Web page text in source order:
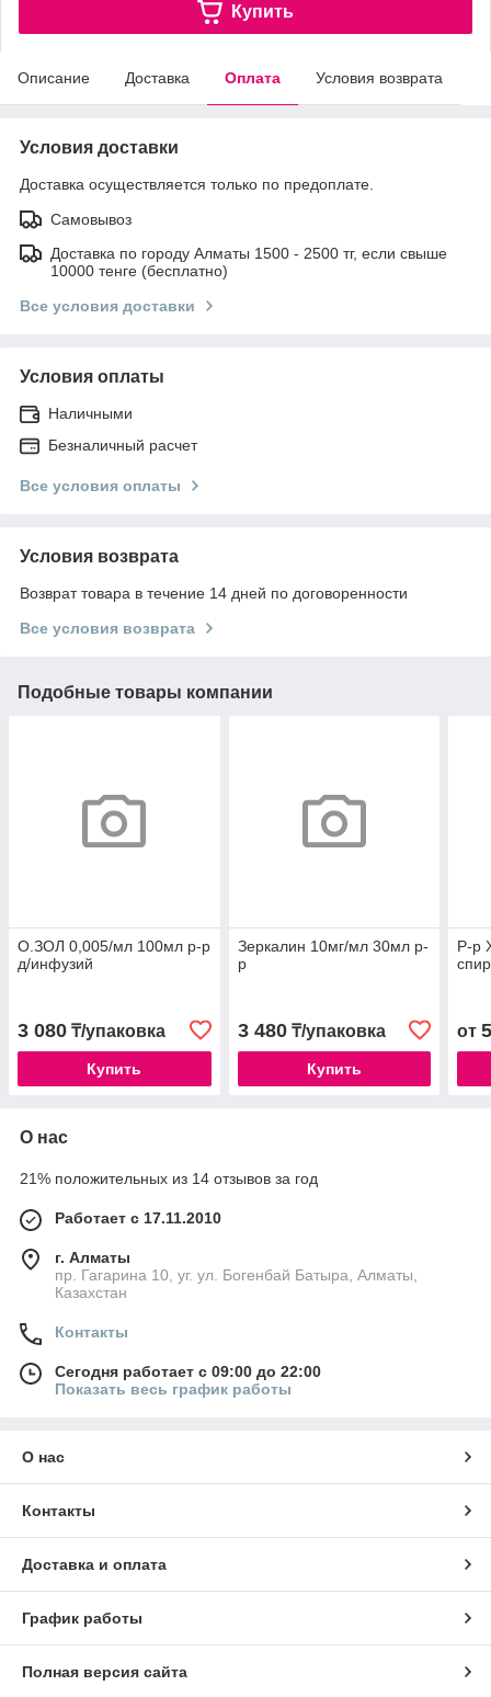
Купить
Описание Доставка Оплата Условия возврата
Условия доставки
Доставка осуществляется только по предоплате.
Самовывоз
Доставка по городу Алматы 1500 - 2500 тг, если свыше
10000 тенге (бесплатно)
Все условия доставки
Условия оплаты
Наличными
Безналичный расчет
Все условия оплаты
Условия возврата
Возврат товара в течение 14 дней по договоренности
Все условия возврата
Подобные товары компании
О.ЗОЛ 0,005/мл 100мл р-р
д/инфузий
3 080 ₸/упаковка
Купить
Зеркалин 10мг/мл 30мл р-
р
3 480₸/упаковка
Купить
Р-р
от
О нас
21% положительных из 14 отзывов за год
Работает с 17.11.2010
г. Алматы
пр. Гагарина 10, уг. ул. Богенбай Батыра, Алматы,
Казахстан
Контакты
Сегодня работает с 09:00 до 22:00
Показать весь график работы
О нас
Контакты
Доставка и оплата
График работы
Полная версия сайта